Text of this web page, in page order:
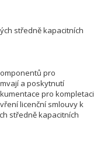
středně kapacitních
pro
a poskytnutí
pro kompletaci
licenční smlouvy k
středně kapacitních